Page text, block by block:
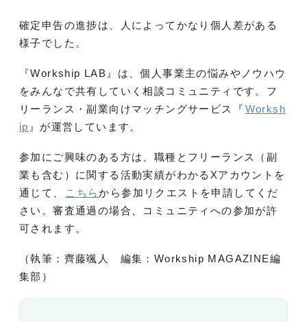
確定申告の進捗は、人によってかなり個人差がある
様子でした。
『Workship LAB』は、個人事業主の悩みやノウハウ
をみんなで共有していく相談コミュニティです。フ
リーランス・副業向けマッチングサービス『 Worksh
ip 』が運営しています。
参加にご興味のある方は、職種とフリーランス（副
業も含む）に関する活動実績がわかるXアカウントを
通じて、
こちらから参加リクエストを申請してくだ
さい。審査通過の場合、コミュニティへの参加が許
可されます。
（執筆：齊藤颯人 編集：Workship MAGAZINE編
集部）